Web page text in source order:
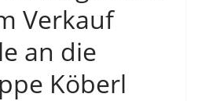
Verkauf
an die
Köberl